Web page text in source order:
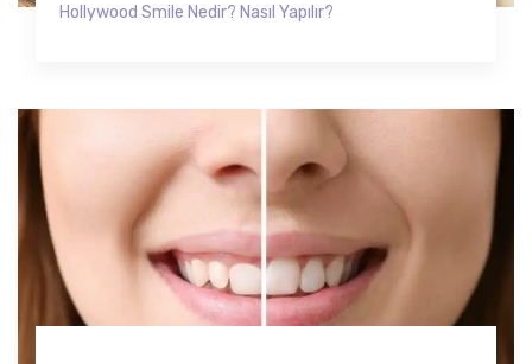
Hollywood Smile Nedir? Nasıl Yapılır?